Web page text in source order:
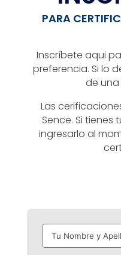
PARA
Inscríbete aqui
preferencia. Si lo
de
Las
Sence. Si
ingresarlo al